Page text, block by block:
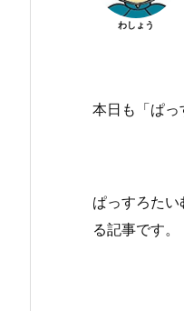
わしょう
本日も「ぱっ
ぱっすろた
る記事です。